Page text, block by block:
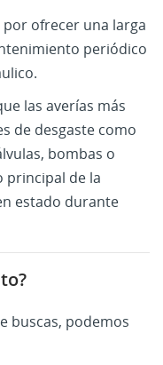
por ofrecer una larga
periódico
las averías más
de desgaste como
bombas o
principal de la
estado durante
buscas, podemos